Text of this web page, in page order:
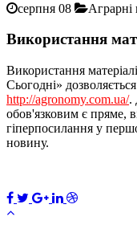
серпня 08
Використання
Використання
Сьогодні»
http://agronomy.com.ua/.
обов'язковим є пряме,
гіперпосилання у
новину.